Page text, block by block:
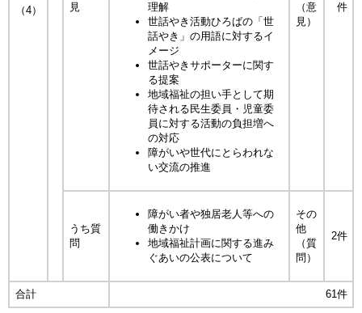
（4）
見
理解
世話やき活動ひろばの「世
話やき」の用語に対するイ
メージ
世話やきサポーターに関す
る提案
地域福祉の担い手として期
待される民生委員・児童委
員に対する活動の負担増へ
の対応
障がいや世代にとらわれな
い交流の推進
（意
見）
件
うち質
問
障がい者や独居老人等への
働きかけ
地域福祉計画に関する進み
ぐあいの公表について
その
他
（質
問）
2件
合計 61件